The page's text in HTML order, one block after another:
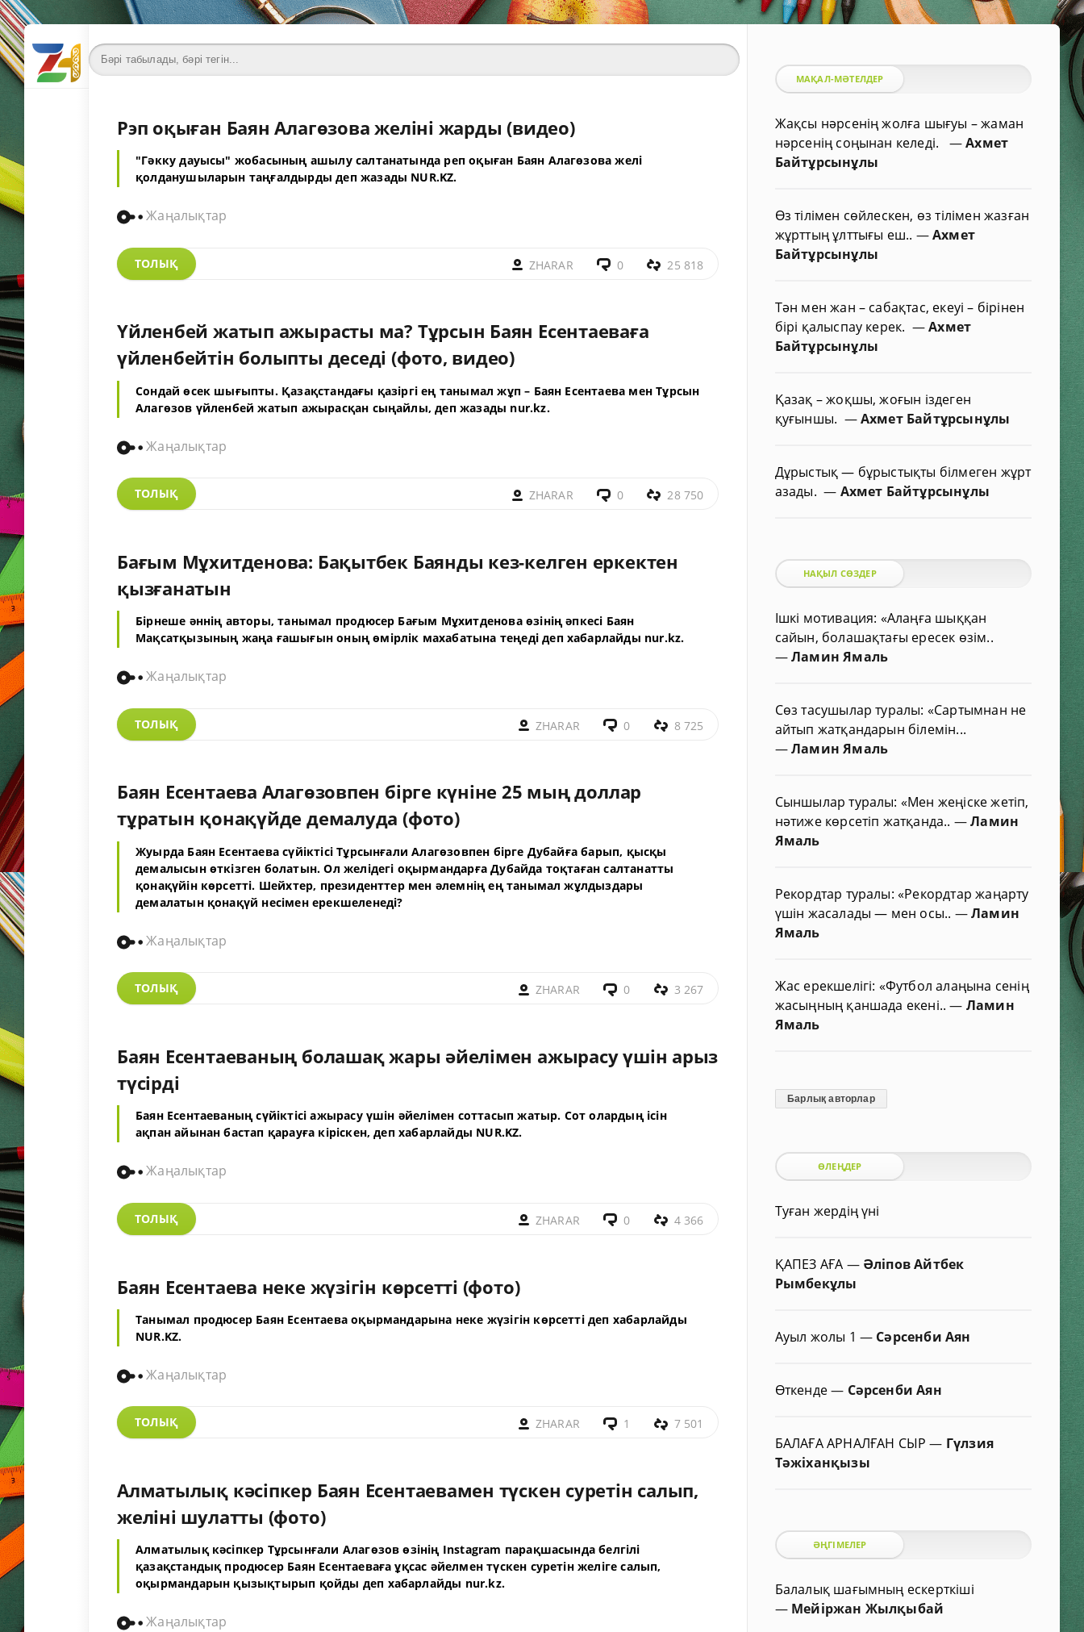
Рэп оқыған Баян Алагөзова желіні жарды (видео)
"Гәкку дауысы" жобасының ашылу салтанатында реп оқыған Баян Алагөзова желі
қолданушыларын таңғалдырды деп жазады NUR.KZ.
Жаңалықтар
ТОЛЫҚ ZHARAR 0 25 818
Үйленбей жатып ажырасты ма? Тұрсын Баян Есентаеваға
үйленбейтін болыпты деседі (фото, видео)
Сондай өсек шығыпты. Қазақстандағы қазіргі ең танымал жұп – Баян Есентаева мен Тұрсын
Алагөзов үйленбей жатып ажырасқан сыңайлы, деп жазады nur.kz.
Жаңалықтар
ТОЛЫҚ ZHARAR 0 28 750
Бағым Мұхитденова: Бақытбек Баянды кез-келген еркектен
қызғанатын
Бірнеше әннің авторы, танымал продюсер Бағым Мұхитденова өзінің әпкесі Баян
Мақсатқызының жаңа ғашығын оның өмірлік махабатына теңеді деп хабарлайды nur.kz.
Жаңалықтар
ТОЛЫҚ ZHARAR 0 8 725
Баян Есентаева Алагөзовпен бірге күніне 25 мың доллар
тұратын қонақүйде демалуда (фото)
Жуырда Баян Есентаева сүйіктісі Тұрсынғали Алагөзовпен бірге Дубайға барып, қысқы
демалысын өткізген болатын. Ол желідегі оқырмандарға Дубайда тоқтаған салтанатты
қонақүйін көрсетті. Шейхтер, президенттер мен әлемнің ең танымал жұлдыздары
демалатын қонақүй несімен ерекшеленеді?
Жаңалықтар
ТОЛЫҚ ZHARAR 0 3 267
Баян Есентаеваның болашақ жары әйелімен ажырасу үшін арыз
түсірді
Баян Есентаеваның сүйіктісі ажырасу үшін әйелімен соттасып жатыр. Сот олардың ісін
ақпан айынан бастап қарауға кіріскен, деп хабарлайды NUR.KZ.
Жаңалықтар
ТОЛЫҚ ZHARAR 0 4 366
Баян Есентаева неке жүзігін көрсетті (фото)
Танымал продюсер Баян Есентаева оқырмандарына неке жүзігін көрсетті деп хабарлайды
NUR.KZ.
Жаңалықтар
ТОЛЫҚ ZHARAR 1 7 501
Алматылық кәсіпкер Баян Есентаевамен түскен суретін салып,
желіні шулатты (фото)
Алматылық кәсіпкер Тұрсынғали Алагөзов өзінің Instagram парақшасында белгілі
қазақстандық продюсер Баян Есентаеваға ұқсас әйелмен түскен суретін желіге салып,
оқырмандарын қызықтырып қойды деп хабарлайды nur.kz.
Жаңалықтар
МАҚАЛ-МӘТЕЛДЕР
Жақсы нәрсенің жолға шығуы – жаман
нәрсенің соңынан келеді. —Ахмет
Байтұрсынұлы
Өз тілімен сөйлескен, өз тілімен жазған
жұрттың ұлттығы еш.. —Ахмет
Байтұрсынұлы
Тән мен жан – сабақтас, екеуі – бірінен
бірі қалыспау керек. —Ахмет
Байтұрсынұлы
Қазақ – жоқшы, жоғын іздеген
қуғыншы. —Ахмет Байтұрсынұлы
Дұрыстық — бұрыстықты білмеген жұрт
азады.— Ахмет Байтұрсынұлы
НАҚЫЛ СӨЗДЕР
Ішкі мотивация: «Алаңға шыққан
сайын, болашақтағы ересек өзім..
—Ламин Ямаль
Сөз тасушылар туралы: «Сартымнан не
айтып жатқандарын білемін...
—Ламин Ямаль
Сыншылар туралы: «Мен жеңіске жетіп,
нәтиже көрсетіп жатқанда.. —Ламин
Ямаль
Рекордтар туралы: «Рекордтар жаңарту
үшін жасалады — мен осы.. —Ламин
Ямаль
Жас ерекшелігі: «Футбол алаңына сенің
жасыңның қаншада екені..— Ламин
Ямаль
Барлық авторлар
ӨЛЕҢДЕР
Туған жердің үні
ҚАПЕЗ АҒА — Әліпов Айтбек
Рымбекұлы
Ауыл жолы 1 — Сәрсенби Аян
Өткенде— Сәрсенби Аян
БАЛАҒА АРНАЛҒАН СЫР— Гүлзия
Тәжіханқызы
ӘҢГІМЕЛЕР
Балалық шағымның ескерткіші
— Мейіржан Жылқыбай